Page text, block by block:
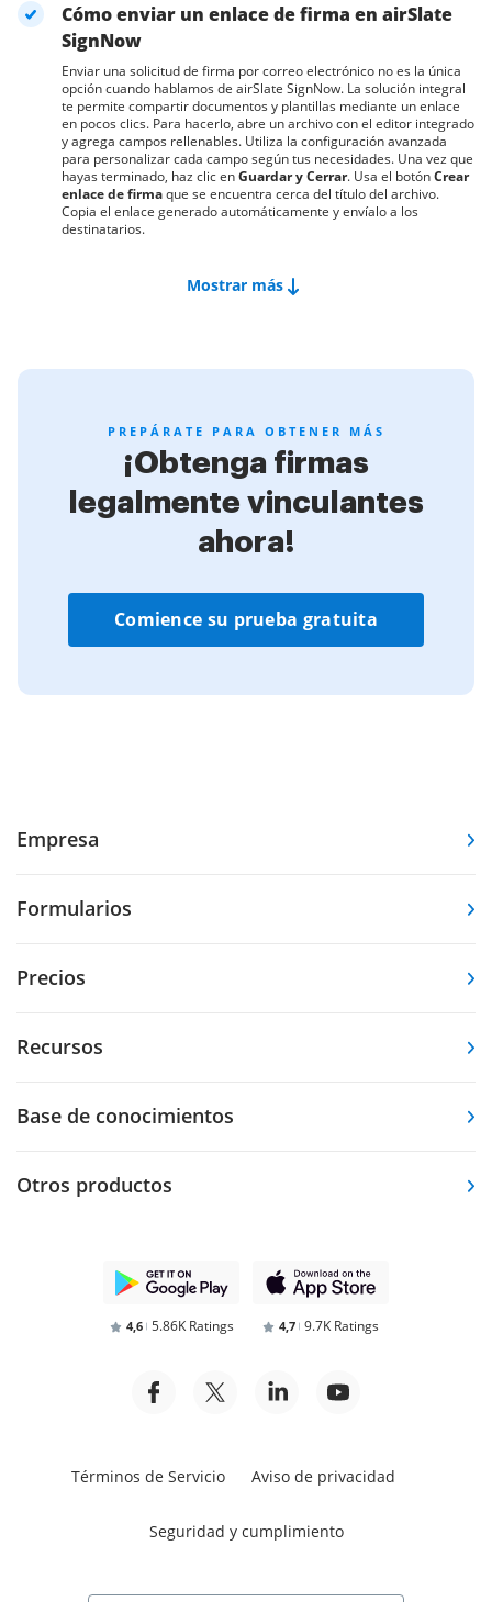
Cómo enviar un enlace de firma en airSlate
SignNow
Enviar una solicitud de firma por correo electrónico no es la única
opción cuando hablamos de airSlate SignNow. La solución integral
te permite compartir documentos y plantillas mediante un enlace
en pocos clics. Para hacerlo, abre un archivo con el editor integrado
y agrega campos rellenables. Utiliza la configuración avanzada
para personalizar cada campo según tus necesidades. Una vez que
hayas terminado, haz clic enGuardar y Cerrar. Usa el botónCrear
enlace de firmaque se encuentra cerca del título del archivo.
Copia el enlace generado automáticamente y envíalo a los
destinatarios.
Mostrar más
PREPÁRATE PARA OBTENER MÁS
¡Obtenga firmas
legalmente vinculantes
ahora!
Comience su prueba gratuita
Empresa
Formularios
Precios
Recursos
Base de conocimientos
Otros productos
4,6 5.86K Ratings 4,7 9.7K Ratings
Términos de Servicio Aviso de privacidad
Seguridad y cumplimiento